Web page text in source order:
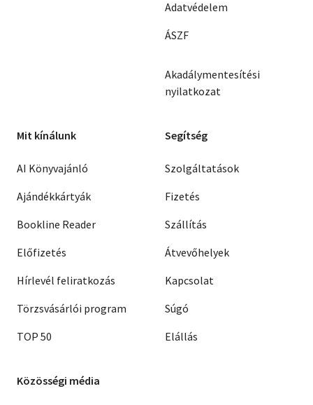
Adatvédelem
ÁSZF
Akadálymentesítési
nyilatkozat
Mit kínálunk
AI Könyvajánló
Ajándékkártyák
Bookline Reader
Előfizetés
Hírlevél feliratkozás
Törzsvásárlói program
TOP 50
Segítség
Szolgáltatások
Fizetés
Szállítás
Átvevőhelyek
Kapcsolat
Súgó
Elállás
Közösségi média